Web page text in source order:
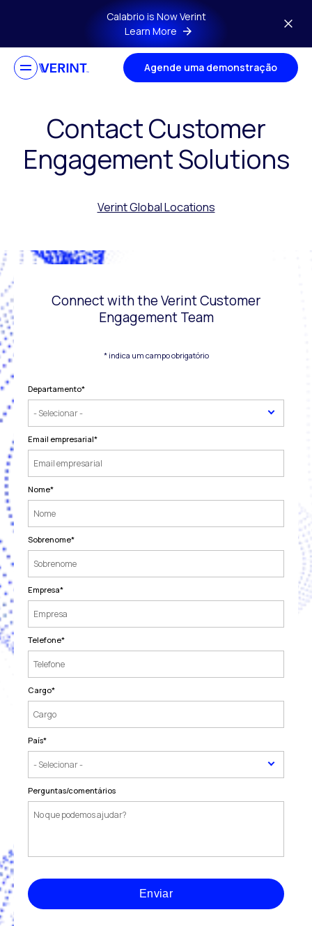
Skip to main contentCalabrio is Now Verint
Learn More
Agende uma demonstração
Contact Customer
Engagement Solutions
Verint Global Locations
Connect with the Verint Customer
Engagement Team
* indica um campo obrigatório
Departamento*
Email empresarial*
Nome*
Sobrenome*
Empresa*
Telefone*
Cargo*
País*
Perguntas/comentários
Enviar